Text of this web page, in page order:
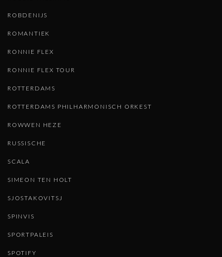
ROBDENIJS
ROMANTIEK
RONNIE FLEX
RONNIE FLEX TOUR
ROTTERDAMS
ROTTERDAMS PHILHARMONISCH ORKEST
ROWWEN HEZE
RUSSISCHE
SCALA
SIMEON TEN HOLT
SJOSTAKOVITSJ
SPINVIS
SPORTPALEIS
SPOTIFY